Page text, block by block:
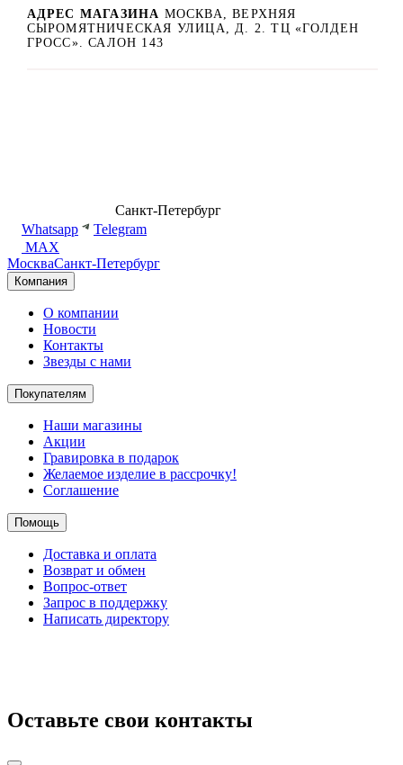
АДРЕС МАГАЗИНА МОСКВА, ВЕРХНЯЯ
СЫРОМЯТНИЧЕСКАЯ УЛИЦА, Д. 2. ТЦ «ГОЛДЕН
ГРОСС». САЛОН 143
Санкт-Петербург
Whatsapp
Telegram
MAX
МоскваСанкт-Петербург
Компания
О компании
Новости
Контакты
Звезды с нами
Покупателям
Наши магазины
Акции
Гравировка в подарок
Желаемое изделие в рассрочку!
Соглашение
Помощь
Доставка и оплата
Возврат и обмен
Вопрос-ответ
Запрос в поддержку
Написать директору
Оставьте свои контакты